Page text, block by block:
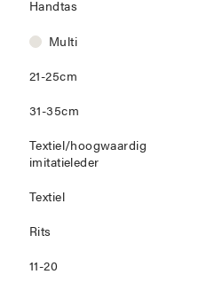
Handtas
Multi
21-25cm
31-35cm
Textiel/hoogwaardig
imitatieleder
Textiel
Rits
11-20